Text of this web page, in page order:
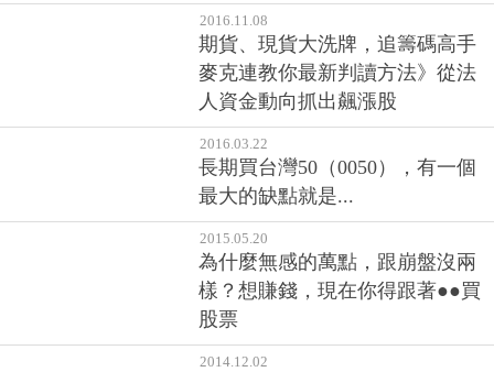
2016.11.08
期貨、現貨大洗牌，追籌碼高手
麥克連教你最新判讀方法》從法
人資金動向抓出飆漲股
2016.03.22
長期買台灣50（0050），有一個
最大的缺點就是...
2015.05.20
為什麼無感的萬點，跟崩盤沒兩
樣？想賺錢，現在你得跟著●●買
股票
2014.12.02